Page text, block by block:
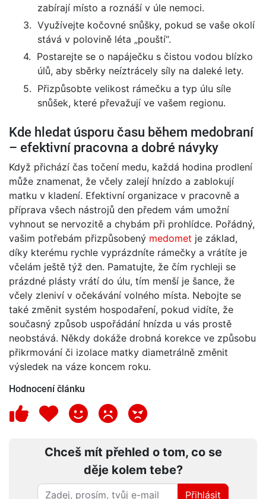
zabírají místo a roznáší v úle nemoci.
3. Využívejte kočovné snůšky, pokud se vaše okolí
stává v polovině léta „pouští“.
4. Postarejte se o napáječku s čistou vodou blízko
úlů, aby sběrky neíztrácely síly na daleké lety.
5. Přizpůsobte velikost rámečku a typ úlu síle
snůšek, které převažují ve vašem regionu.
Kde hledat úsporu času během medobraní
– efektivní pracovna a dobré návyky
Když přichází čas točení medu, každá hodina prodlení
může znamenat, že včely zalejí hnízdo a zablokují
matku v kladení. Efektivní organizace v pracovně a
příprava všech nástrojů den předem vám umožní
vyhnout se nervozitě a chybám při prohlídce. Pořádný,
vašim potřebám přizpůsobený medomet je základ,
díky kterému rychle vyprázdníte rámečky a vrátíte je
včelám ještě týž den. Pamatujte, že čím rychleji se
prázdné plásty vrátí do úlu, tím menší je šance, že
včely zleniví v očekávání volného místa. Nebojte se
také změnit systém hospodaření, pokud vidíte, že
současný způsob uspořádání hnízda u vás prostě
neobstává. Někdy dokáže drobná korekce ve způsobu
přikrmování či izolace matky diametrálně změnit
výsledek na váze koncem roku.
Hodnocení článku
Chceš mít přehled o tom, co se
děje kolem tebe?
Přihlásit